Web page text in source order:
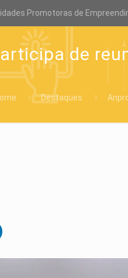
Promotoras de
de
Destaques